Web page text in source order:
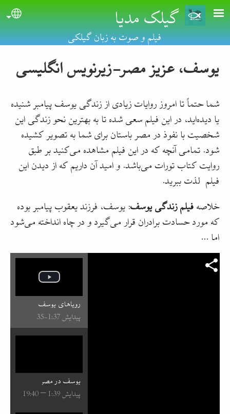
Skip to main contentگیلک مدیا
فیلم و صوت به زبان گیلکی
یوسف، عزیز مصر-زیرنویس انگلیسی
شما حتماً تا امروز روایات زیادی از زندگی یوسف پیامبر شنیده
یا دیده‌اید، در این فیلم سعی شده تا به بهترین نحو زندگی این
شخصیت با نفوذ در مصر باستان برای شما به تصویر کشیده
شود. تمامی آنچه که در این فیلم مشا‌هده می‌کنید بر طبق
ر‌وایت کتاب تورات می‌باشد. و امید آن دار‌یم که از دیدن این
فیلم لذت ببرید.
خلاصهفیلم زندگی یوسف: یوسف، فرزند یعقوب پیامبر بوده
که مورد حسادت برادران قرار می‌گیرد و در چاه انداخته می‌شود
اما ...
رویاهای یوسف
پیدایش 37:⁧1⁩-35
یوسف در مصر
پیدایش 39:⁧1⁩ – 40:⁧19⁩